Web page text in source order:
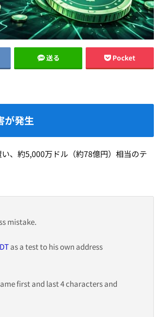
送る Pocket
が発生
、約5,000万ドル（約78億円）相当のテ
mistake.
as a test to his own address
first and last 4 characters and